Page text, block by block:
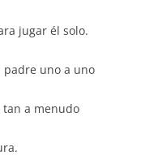
jugar él solo.
padre uno a uno
tan a menudo